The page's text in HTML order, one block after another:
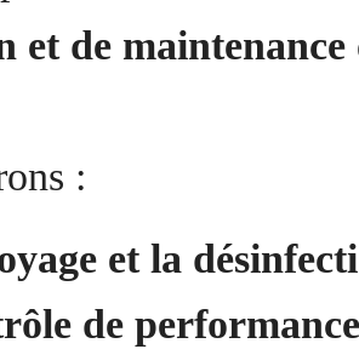
et de maintenance
:
et la
de performance